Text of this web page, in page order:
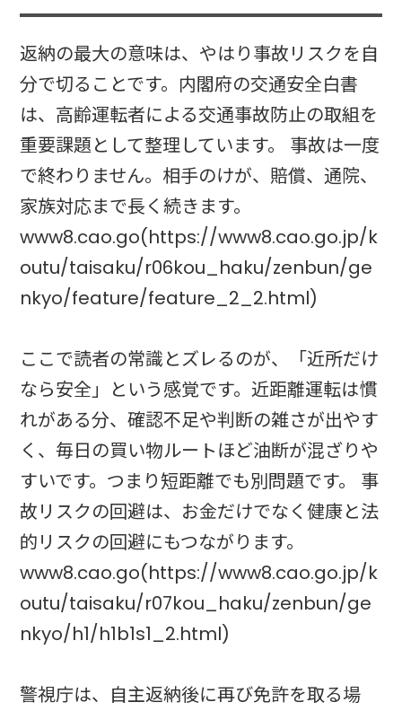
返納の最大の意味は、やはり事故リスクを自
分で切ることです。内閣府の交通安全白書
は、高齢運転者による交通事故防止の取組を
重要課題として整理しています。 事故は一度
で終わりません。相手のけが、賠償、通院、
家族対応まで長く続きます。
www8.cao.go(https://www8.cao.go.jp/k
outu/taisaku/r06kou_haku/zenbun/ge
nkyo/feature/feature_2_2.html)
ここで読者の常識とズレるのが、「近所だけ
なら安全」という感覚です。近距離運転は慣
れがある分、確認不足や判断の雑さが出やす
く、毎日の買い物ルートほど油断が混ざりや
すいです。つまり短距離でも別問題です。 事
故リスクの回避は、お金だけでなく健康と法
的リスクの回避にもつながります。
www8.cao.go(https://www8.cao.go.jp/k
outu/taisaku/r07kou_haku/zenbun/ge
nkyo/h1/h1b1s1_2.html)
警視庁は、自主返納後に再び免許を取る場